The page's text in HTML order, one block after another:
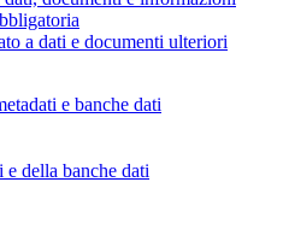
a dati e documenti ulteriori
e banche dati
e della banche dati